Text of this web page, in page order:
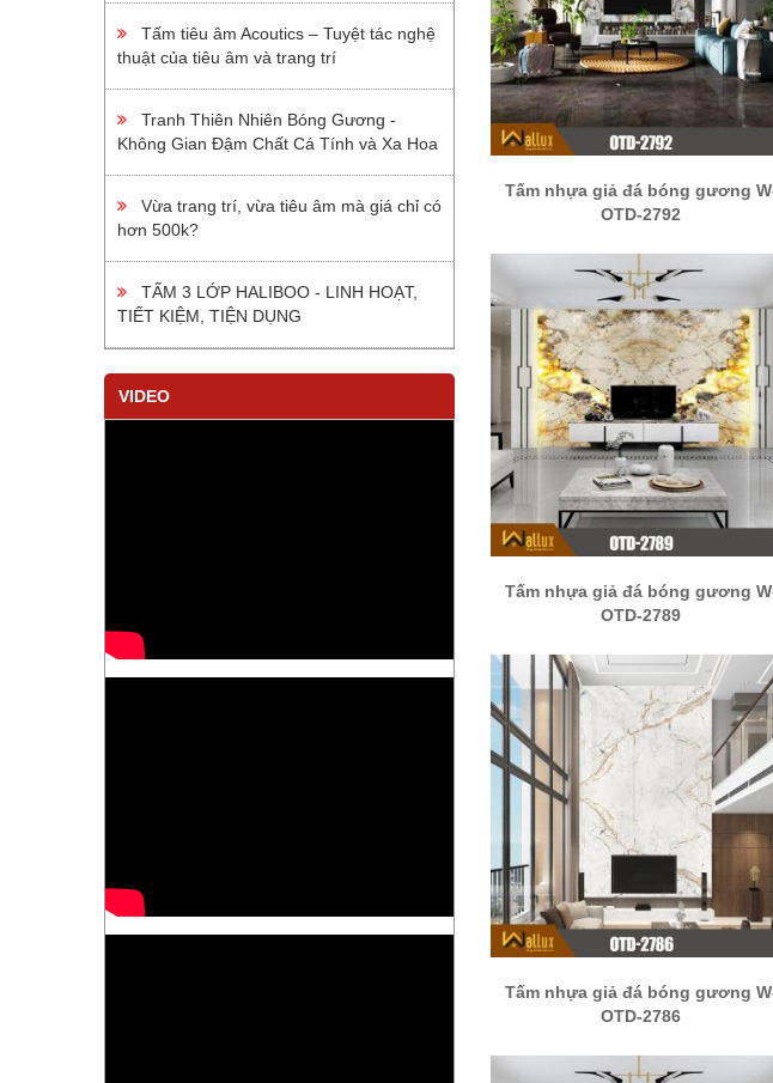
Tấm tiêu âm Acoutics – Tuyệt tác nghệ
thuật của tiêu âm và trang trí
Tranh Thiên Nhiên Bóng Gương -
Không Gian Đậm Chất Cá Tính và Xa Hoa
Vừa trang trí, vừa tiêu âm mà giá chỉ có
hơn 500k?
TẤM 3 LỚP HALIBOO - LINH HOẠT,
TIẾT KIỆM, TIỆN DỤNG
VIDEO
Tấm nhựa giả đá bóng gương
OTD-2792
Tấm nhựa giả đá bóng gương
OTD-2789
Tấm nhựa giả đá bóng gương
OTD-2786